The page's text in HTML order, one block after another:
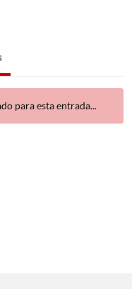
para esta entrada...